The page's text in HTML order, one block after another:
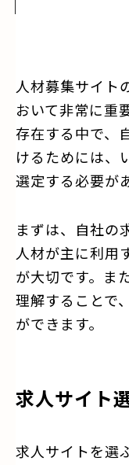
人材募集サイト
おいて非常に重
存在する中で、
けるためには、
選定する必要が
まずは、自社の
人材が主に利用
が大切です。ま
理解することで
ができます。
求人サイト
求人サイトを選